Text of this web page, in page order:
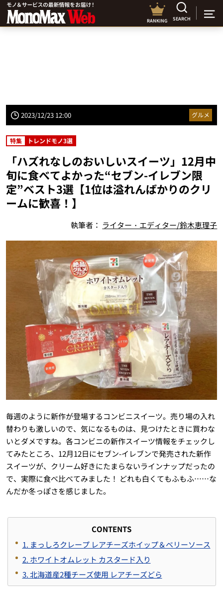
RANKING SEARCH
2023/12/23 12:00 グルメ
特集 トレンドモノ3選
「ハズれなしのおいしいスイーツ」12月中
旬に食べてよかった“セブン-イレブン限
定”ベスト3選【1位は溢れんばかりのクリ
ームに歓喜！】
執筆者： ライター・エディター/鈴木恵理子
毎週のように新作が登場するコンビニスイーツ。売り場の入れ
替わりも激しいので、気になるものは、見つけたときに買わな
いとダメですね。各コンビニの新作スイーツ情報をチェックし
てみたところ、12月12日にセブン-イレブンで発売された新作
スイーツが、クリーム好きにたまらないラインナップだったの
で、実際に食べ比べてみました！ どれも白くてもふもふ……な
んだか冬っぽさを感じました。
CONTENTS
1. まっしろクレープ レアチーズホイップ＆ベリーソース
2. ホワイトオムレット カスタード入り
3. 北海道産2種チーズ使用 レアチーズどら